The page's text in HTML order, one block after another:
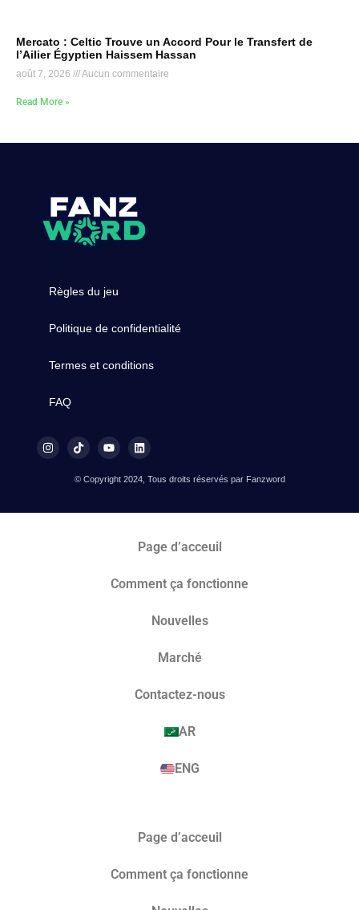
Mercato : Celtic Trouve un Accord Pour le Transfert de
l’Ailier Égyptien Haissem Hassan
août 7, 2026 Aucun commentaire
Read More »
Règles du jeu
Politique de confidentialité
Termes et conditions
FAQ
© Copyright 2024, Tous droits réservés par Fanzword
Page d’acceuil
Comment ça fonctionne
Nouvelles
Marché​
Contactez-nous
AR
ENG
Page d’acceuil
Comment ça fonctionne